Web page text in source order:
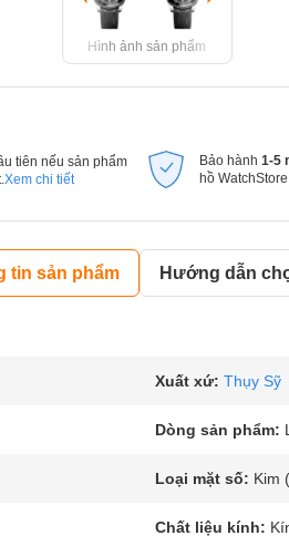
Hình ảnh sản phẩm
tiên nếu sản phẩm
Xem chi tiết
Bảo hành 1-5
hồ WatchStore
tin sản phẩm Hướng dẫn
Xuất xứ: Thụy Sỹ
Dòng sản phẩm:
Loại mặt số: Kim
Chất liệu kính: